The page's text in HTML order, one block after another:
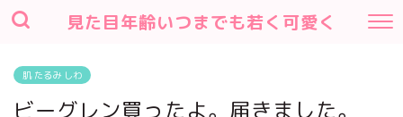
見た目年齢いつまでも若く可愛く
肌 たるみ しわ
ビーグレン買ったよ。届きました。